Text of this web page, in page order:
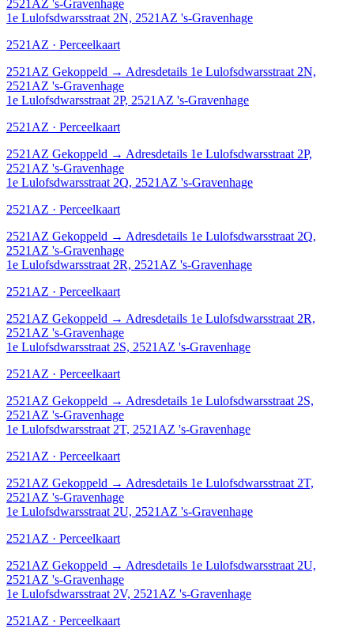
2521AZ 's-Gravenhage
1e Lulofsdwarsstraat 2N, 2521AZ 's-Gravenhage
2521AZ · Perceelkaart
2521AZ Gekoppeld → Adresdetails 1e Lulofsdwarsstraat 2N,
2521AZ 's-Gravenhage
1e Lulofsdwarsstraat 2P, 2521AZ 's-Gravenhage
2521AZ · Perceelkaart
2521AZ Gekoppeld → Adresdetails 1e Lulofsdwarsstraat 2P,
2521AZ 's-Gravenhage
1e Lulofsdwarsstraat 2Q, 2521AZ 's-Gravenhage
2521AZ · Perceelkaart
2521AZ Gekoppeld → Adresdetails 1e Lulofsdwarsstraat 2Q,
2521AZ 's-Gravenhage
1e Lulofsdwarsstraat 2R, 2521AZ 's-Gravenhage
2521AZ · Perceelkaart
2521AZ Gekoppeld → Adresdetails 1e Lulofsdwarsstraat 2R,
2521AZ 's-Gravenhage
1e Lulofsdwarsstraat 2S, 2521AZ 's-Gravenhage
2521AZ · Perceelkaart
2521AZ Gekoppeld → Adresdetails 1e Lulofsdwarsstraat 2S,
2521AZ 's-Gravenhage
1e Lulofsdwarsstraat 2T, 2521AZ 's-Gravenhage
2521AZ · Perceelkaart
2521AZ Gekoppeld → Adresdetails 1e Lulofsdwarsstraat 2T,
2521AZ 's-Gravenhage
1e Lulofsdwarsstraat 2U, 2521AZ 's-Gravenhage
2521AZ · Perceelkaart
2521AZ Gekoppeld → Adresdetails 1e Lulofsdwarsstraat 2U,
2521AZ 's-Gravenhage
1e Lulofsdwarsstraat 2V, 2521AZ 's-Gravenhage
2521AZ · Perceelkaart